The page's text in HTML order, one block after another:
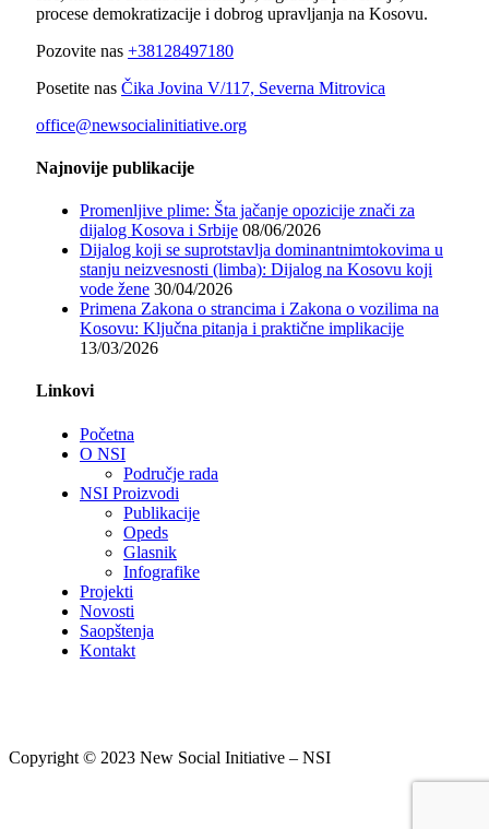
procese demokratizacije i dobrog upravljanja na Kosovu.
Pozovite nas +38128497180
Posetite nas Čika Jovina V/117, Severna Mitrovica
office@newsocialinitiative.org
Najnovije publikacije
Promenljive plime: Šta jačanje opozicije znači za
dijalog Kosova i Srbije 08/06/2026
Dijalog koji se suprotstavlja dominantnimtokovima u
stanju neizvesnosti (limba): Dijalog na Kosovu koji
vode žene 30/04/2026
Primena Zakona o strancima i Zakona o vozilima na
Kosovu: Ključna pitanja i praktične implikacije
13/03/2026
Linkovi
Početna
O NSI
Područje rada
NSI Proizvodi
Publikacije
Opeds
Glasnik
Infografike
Projekti
Novosti
Saopštenja
Kontakt
Copyright © 2023 New Social Initiative – NSI